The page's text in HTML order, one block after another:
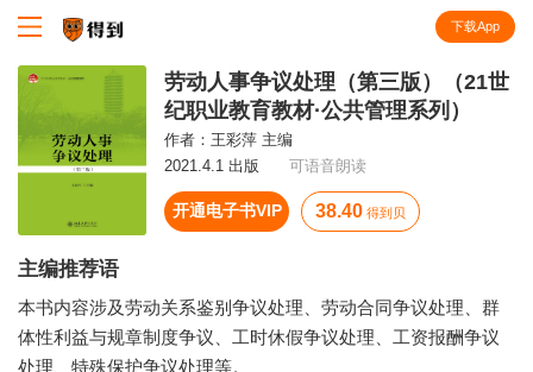
下载App
劳动人事争议处理（第三版）（21世
纪职业教育教材·公共管理系列）
作者： 王彩萍 主编
2021.4.1 出版
可语音朗读
开通电子书VIP 38.40 得到贝
主编推荐语
本书内容涉及劳动关系鉴别争议处理、劳动合同争议处理、群
体性利益与规章制度争议、工时休假争议处理、工资报酬争议
处理、特殊保护争议处理等。